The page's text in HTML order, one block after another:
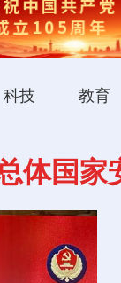
科技 教育
体国